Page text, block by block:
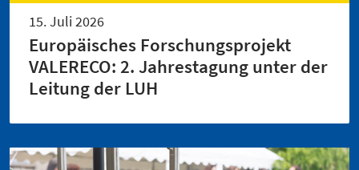
15. Juli 2026
Europäisches Forschungsprojekt
VALERECO: 2. Jahrestagung unter der
Leitung der LUH